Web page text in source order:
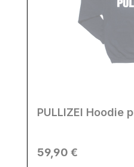
PULLIZEI Hoodie
Regulärer Preis:
59,90 €